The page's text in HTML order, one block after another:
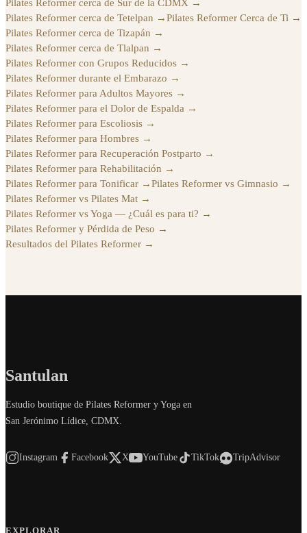
Pilates Reformer cerca de Sur de la CDMX →
Pilates Reformer cerca de Tetelpan →Pilates Reformer Cerca de Ti →
Pilates Reformer cerca de Tizapán →
Pilates Reformer cerca de Tlalpan →
Pilates Reformer con Grupos Reducidos →
Pilates Reformer durante el Embarazo →
Pilates Reformer para Adultos Mayores →
Pilates Reformer para el Dolor de Espalda →
Pilates Reformer para Escoliosis →
Pilates Reformer para Hombres →
Pilates Reformer para Recuperación Postparto →
Pilates Reformer para Rehabilitación →
Pilates Reformer para Tonificar →Pilates Reformer vs Gimnasio →
Pilates Reformer vs Pilates Mat →
Pilates Reformer vs Yoga — ¿Cuál es para ti? →
Pilates Reformer y Pérdida de Peso →
Resultados del Pilates Reformer →
Santulan
Estudio boutique de Pilates Reformer y Yoga en
San Jerónimo Lídice, CDMX.
Instagram Facebook X YouTube TikTok TripAdvisor
EXPLORAR